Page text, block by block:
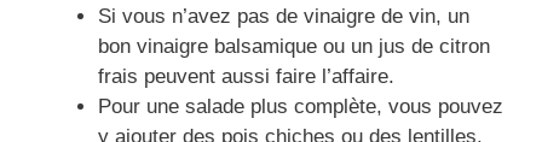
Si vous n’avez pas de vinaigre de vin, un
bon vinaigre balsamique ou un jus de citron
frais peuvent aussi faire l’affaire.
Pour une salade plus complète, vous pouvez
y ajouter des pois chiches ou des lentilles.